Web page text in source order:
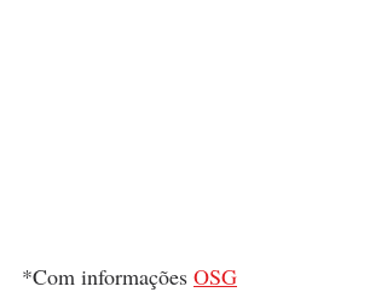
*Com informações OSG